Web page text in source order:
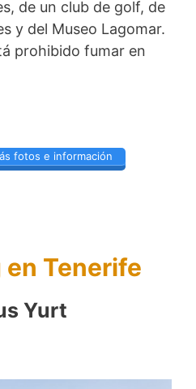
de un club de golf, de
y del Museo Lagomar.
prohibido fumar en
fotos e información
en Tenerife
Yurt